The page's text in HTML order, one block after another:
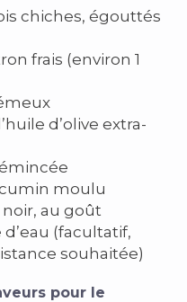
chiches, égouttés
frais (environ 1
d’olive extra-
moulu
au goût
(facultatif,
souhaitée)
pour le